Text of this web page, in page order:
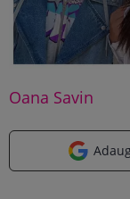
Oana Savin